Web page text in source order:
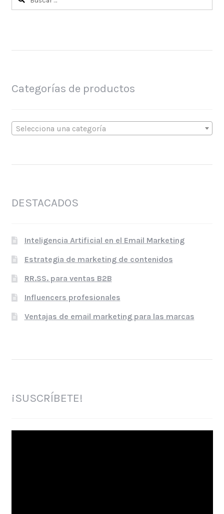
Categorías de productos
Selecciona una categoría
DESTACADOS
Inteligencia Artificial en el Email Marketing
Estrategia de marketing de contenidos
RR.SS. para ventas B2B
Influencers profesionales
Ventajas de email marketing para las marcas
¡SUSCRÍBETE!